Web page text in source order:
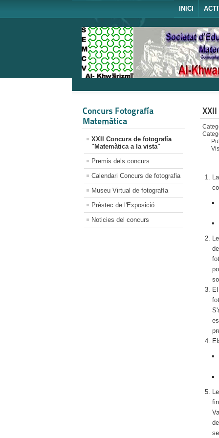
INICI
Concurs Fotografía
Matemàtica
XXII Concurs de fotografía
"Matemàtica a la vista"
Premis dels concurs
Calendari Concurs de fotografia
Museu Virtual de fotografía
Prèstec de l'Exposició
Noticies del concurs